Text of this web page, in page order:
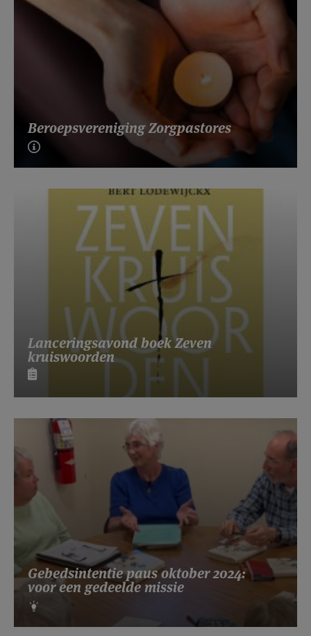
Beroepsvereniging Zorgpastores
Lanceringsavond boek Zeven
kruiswoorden
Gebedsintentie paus oktober 2024:
voor een gedeelde missie